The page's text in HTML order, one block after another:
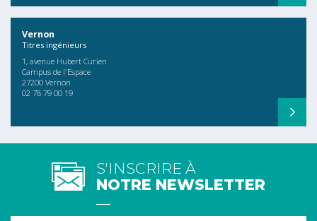
Vernon
Titres ingénieurs
1, avenue Hubert Curien
Campus de l'Espace
27200 Vernon
02 78 79 00 19
S'INSCRIRE À
NOTRE NEWSLETTER